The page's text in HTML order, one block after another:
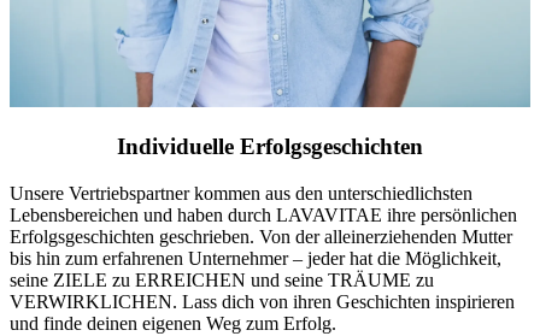
Individuelle Erfolgsgeschichten
Unsere Vertriebspartner kommen aus den unterschiedlichsten
Lebensbereichen und haben durch LAVAVITAE ihre persönlichen
Erfolgsgeschichten geschrieben. Von der alleinerziehenden Mutter
bis hin zum erfahrenen Unternehmer – jeder hat die Möglichkeit,
seine ZIELE zu ERREICHEN und seine TRÄUME zu
VERWIRKLICHEN. Lass dich von ihren Geschichten inspirieren
und finde deinen eigenen Weg zum Erfolg.